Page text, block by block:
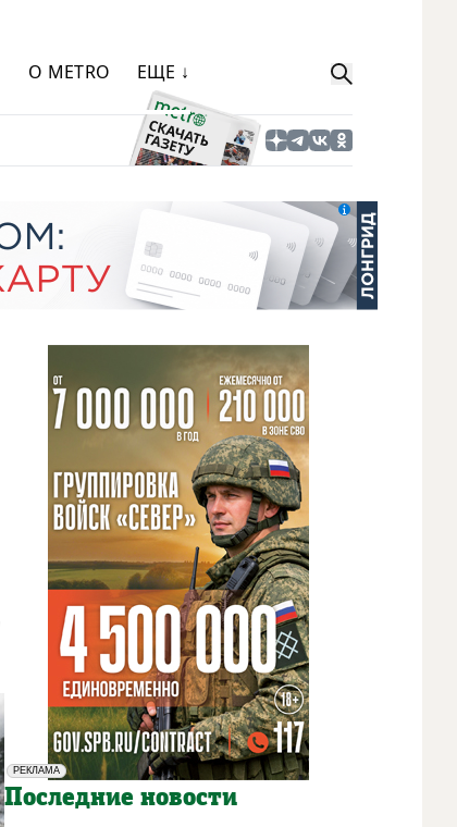
О METRO ЕЩЕ ↓
РЕКЛАМА
Социальная реклама
Последние новости